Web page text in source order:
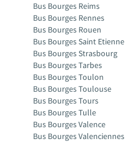
Bus Bourges Reims
Bus Bourges Rennes
Bus Bourges Rouen
Bus Bourges Saint Etienne
Bus Bourges Strasbourg
Bus Bourges Tarbes
Bus Bourges Toulon
Bus Bourges Toulouse
Bus Bourges Tours
Bus Bourges Tulle
Bus Bourges Valence
Bus Bourges Valenciennes